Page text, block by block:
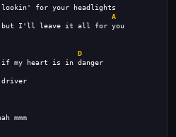
for your headlights
A
but I'll leave it all for you
D
my heart is in danger
driver
mmm